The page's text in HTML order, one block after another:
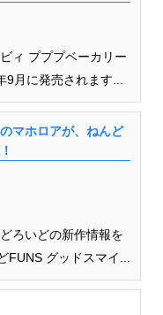
ィ プププベーカリー
月に発売されます...
マホロアが、ねんど
ろいどの新作情報を
グッドスマイ...